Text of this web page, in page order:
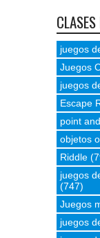
juegos
Juegos
juegos
Escape
point
objetos
Riddle
juegos
(747)
Juegos
juegos